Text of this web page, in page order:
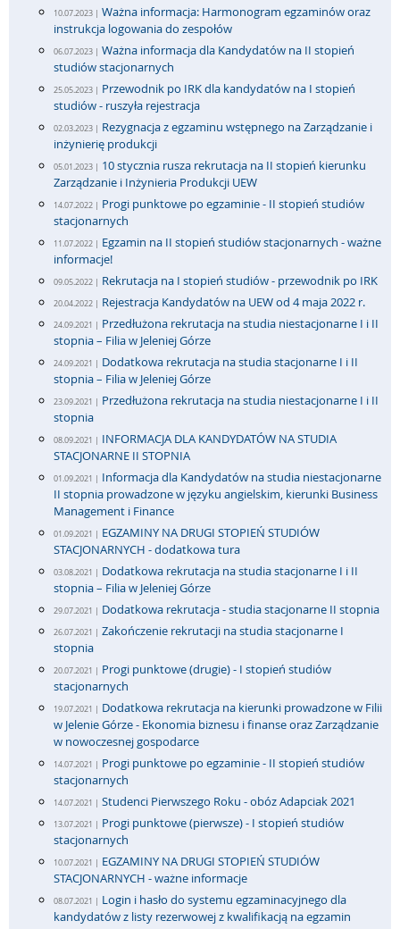
10.07.2023 | Ważna informacja: Harmonogram egzaminów oraz
instrukcja logowania do zespołów
06.07.2023 | Ważna informacja dla Kandydatów na II stopień
studiów stacjonarnych
25.05.2023 | Przewodnik po IRK dla kandydatów na I stopień
studiów - ruszyła rejestracja
02.03.2023 | Rezygnacja z egzaminu wstępnego na Zarządzanie i
inżynierię produkcji
05.01.2023 | 10 stycznia rusza rekrutacja na II stopień kierunku
Zarządzanie i Inżynieria Produkcji UEW
14.07.2022 | Progi punktowe po egzaminie - II stopień studiów
stacjonarnych
11.07.2022 | Egzamin na II stopień studiów stacjonarnych - ważne
informacje!
09.05.2022 | Rekrutacja na I stopień studiów - przewodnik po IRK
20.04.2022 | Rejestracja Kandydatów na UEW od 4 maja 2022 r.
24.09.2021 | Przedłużona rekrutacja na studia niestacjonarne I i II
stopnia – Filia w Jeleniej Górze
24.09.2021 | Dodatkowa rekrutacja na studia stacjonarne I i II
stopnia – Filia w Jeleniej Górze
23.09.2021 | Przedłużona rekrutacja na studia niestacjonarne I i II
stopnia
08.09.2021 | INFORMACJA DLA KANDYDATÓW NA STUDIA
STACJONARNE II STOPNIA
01.09.2021 | Informacja dla Kandydatów na studia niestacjonarne
II stopnia prowadzone w języku angielskim, kierunki Business
Management i Finance
01.09.2021 | EGZAMINY NA DRUGI STOPIEŃ STUDIÓW
STACJONARNYCH - dodatkowa tura
03.08.2021 | Dodatkowa rekrutacja na studia stacjonarne I i II
stopnia – Filia w Jeleniej Górze
29.07.2021 | Dodatkowa rekrutacja - studia stacjonarne II stopnia
26.07.2021 | Zakończenie rekrutacji na studia stacjonarne I
stopnia
20.07.2021 | Progi punktowe (drugie) - I stopień studiów
stacjonarnych
19.07.2021 | Dodatkowa rekrutacja na kierunki prowadzone w Filii
w Jelenie Górze - Ekonomia biznesu i finanse oraz Zarządzanie
w nowoczesnej gospodarce
14.07.2021 | Progi punktowe po egzaminie - II stopień studiów
stacjonarnych
14.07.2021 | Studenci Pierwszego Roku - obóz Adapciak 2021
13.07.2021 | Progi punktowe (pierwsze) - I stopień studiów
stacjonarnych
10.07.2021 | EGZAMINY NA DRUGI STOPIEŃ STUDIÓW
STACJONARNYCH - ważne informacje
08.07.2021 | Login i hasło do systemu egzaminacyjnego dla
kandydatów z listy rezerwowej z kwalifikacją na egzamin